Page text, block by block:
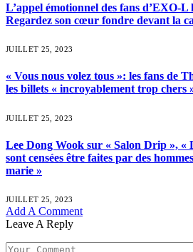
L’appel émotionnel des fans d’EXO-L
Regardez son cœur fondre devant la
JUILLET 25, 2023
« Vous nous volez tous »: les fans de
les billets « incroyablement trop chers
JUILLET 25, 2023
Lee Dong Wook sur « Salon Drip », «
sont censées être faites par des
marie »
JUILLET 25, 2023
Add A Comment
Leave A Reply